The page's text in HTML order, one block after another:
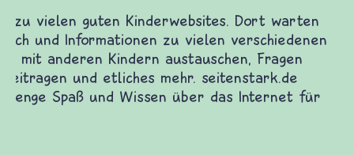
Fragen von Krieg und Frieden, Streit und
Gewalt informiert und einen Austausch zu
diesem Themenbereich ermöglicht. frieden-
fragen.de bietet Antworten auf wichtige
(Über-)Lebensfragen aus den Bereichen Krieg
und Frieden, Streit und Gewalt.